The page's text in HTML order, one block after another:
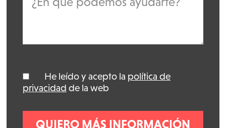
* He leído y acepto la política de
privacidad de la web